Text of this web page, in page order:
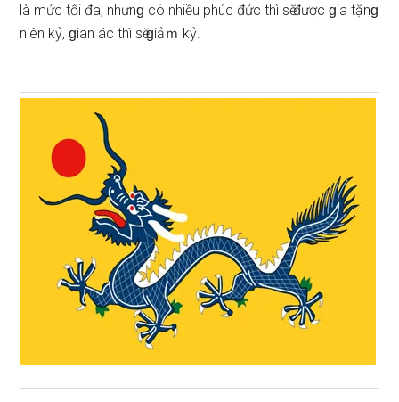
là mức tối đa, nhưnɡ cό nhiều phúc đức thì ѕӗ được ɡia tặnɡ
niên kỷ, ɡian ác thì ѕӗ ɡiảｍ kỷ.